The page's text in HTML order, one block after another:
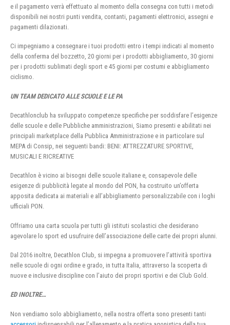
e il pagamento verrà effettuato al momento della consegna con tutti i metodi
disponibili nei nostri punti vendita, contanti, pagamenti elettronici, assegni e
pagamenti dilazionati.
Ci impegniamo a consegnare i tuoi prodotti entro i tempi indicati al momento
della conferma del bozzetto, 20 giorni per i prodotti abbigliamento, 30 giorni
per i prodotti sublimati degli sport e 45 giorni per costumi e abbigliamento
ciclismo.
UN TEAM DEDICATO ALLE SCUOLE E LE PA
Decathlonclub ha sviluppato competenze specifiche per soddisfare l’esigenze
delle scuole e delle Pubbliche amministrazioni, Siamo presenti e abilitati nei
principali marketplace della Pubblica Amministrazione e in particolare sul
MEPA di Consip, nei seguenti bandi: BENI: ATTREZZATURE SPORTIVE,
MUSICALI E RICREATIVE
Decathlon è vicino ai bisogni delle scuole italiane e, consapevole delle
esigenze di pubblicità legate al mondo del PON, ha costruito un’offerta
apposita dedicata ai materiali e all’abbigliamento personalizzabile con i loghi
ufficiali PON.
Offriamo una carta scuola per tutti gli istituti scolastici che desiderano
agevolare lo sport ed usufruire dell’associazione delle carte dei propri alunni.
Dal 2016 inoltre, Decathlon Club, si impegna a promuovere l’attività sportiva
nelle scuole di ogni ordine e grado, in tutta Italia, attraverso la scoperta di
nuove e inclusive discipline con l’aiuto dei propri sportivi e dei Club Gold.
ED INOLTRE…
Non vendiamo solo abbigliamento, nella nostra offerta sono presenti tanti